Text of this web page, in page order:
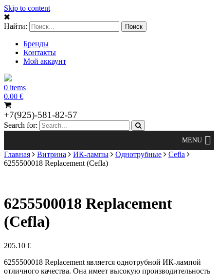
Skip to content
Найти:
Бренды
Контакты
Мой аккаунт
0 items
0.00 €
+7(925)-581-82-57
Search for:
Главная Витрина ИК-лампы Однотрубные
Cefla
6255500018 Replacement (Cefla)
6255500018 Replacement
(Cefla)
205.10 €
6255500018 Replacement является однотрубной ИК-лампой
отличного качества. Она имеет высокую производительность